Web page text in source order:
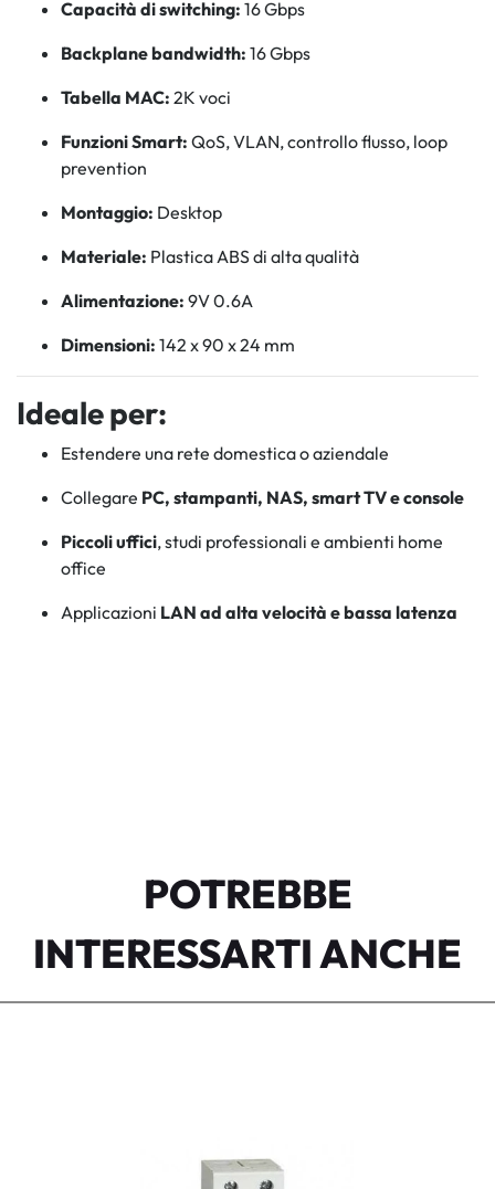
Capacità di switching: 16 Gbps
Backplane bandwidth: 16 Gbps
Tabella MAC: 2K voci
Funzioni Smart: QoS, VLAN, controllo flusso, loop
prevention
Montaggio: Desktop
Materiale: Plastica ABS di alta qualità
Alimentazione: 9V 0.6A
Dimensioni: 142 x 90 x 24 mm
Ideale per:
Estendere una rete domestica o aziendale
Collegare PC, stampanti, NAS, smart TV e console
Piccoli uffici, studi professionali e ambienti home
office
Applicazioni LAN ad alta velocità e bassa latenza
POTREBBE
INTERESSARTI ANCHE